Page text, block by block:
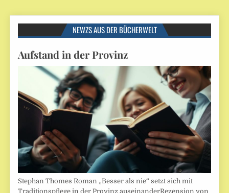
NEWZS AUS DER BÜCHERWELT
Aufstand in der Provinz
Stephan Thomes Roman „Besser als nie“ setzt sich mit
Traditionspflege in der Provinz auseinanderRezension von